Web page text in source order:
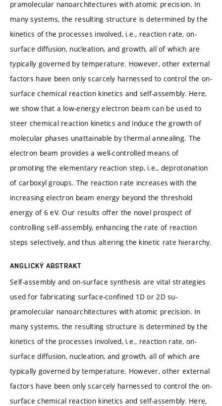
pramolecular nanoarchitectures with atomic precision. In
many systems, the resulting structure is determined by the
kinetics of the processes involved, i.e., reaction rate, on-
surface diffusion, nucleation, and growth, all of which are
typically governed by temperature. However, other external
factors have been only scarcely harnessed to control the on-
surface chemical reaction kinetics and self-assembly. Here,
we show that a low-energy electron beam can be used to
steer chemical reaction kinetics and induce the growth of
molecular phases unattainable by thermal annealing. The
electron beam provides a well-controlled means of
promoting the elementary reaction step, i.e., deprotonation
of carboxyl groups. The reaction rate increases with the
increasing electron beam energy beyond the threshold
energy of 6 eV. Our results offer the novel prospect of
controlling self-assembly, enhancing the rate of reaction
steps selectively, and thus altering the kinetic rate hierarchy.
ANGLICKÝ ABSTRAKT
Self-assembly and on-surface synthesis are vital strategies
used for fabricating surface-confined 1D or 2D su-
pramolecular nanoarchitectures with atomic precision. In
many systems, the resulting structure is determined by the
kinetics of the processes involved, i.e., reaction rate, on-
surface diffusion, nucleation, and growth, all of which are
typically governed by temperature. However, other external
factors have been only scarcely harnessed to control the on-
surface chemical reaction kinetics and self-assembly. Here,